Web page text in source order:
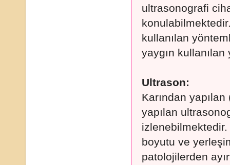
ultrasonografi
konulabilmektedir.
kullanılan
yaygın
Ultrason:
Karından
yapılan
boyutu ve
patolojilerden